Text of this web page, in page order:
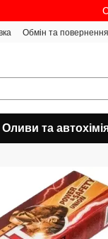
Обмін та повернення
Оливи та